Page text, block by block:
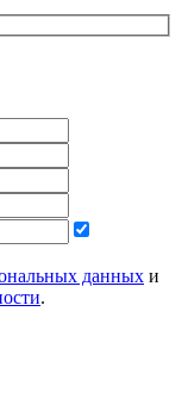
данных и
.